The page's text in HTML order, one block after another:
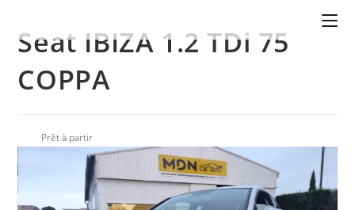
Seat IBIZA 1.2 TDi 75
COPPA
Prêt à partir